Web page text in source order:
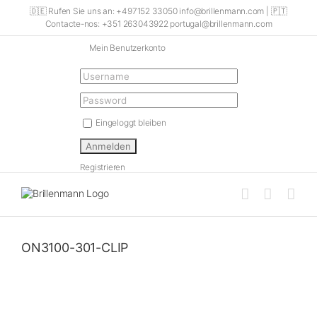
🇩🇪 Rufen Sie uns an: +497152 33050 info@brillenmann.com | 🇵🇹
Contacte-nos: +351 263043922 portugal@brillenmann.com
Mein Benutzerkonto
Eingeloggt bleiben
Registrieren
ON3100-301-CLIP